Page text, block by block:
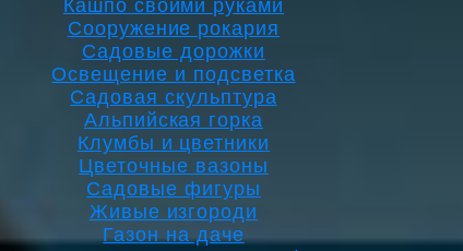
Кашпо своими руками
Сооружение рокария
Садовые дорожки
Освещение и подсветка
Садовая скульптура
Альпийская горка
Клумбы и цветники
Цветочные вазоны
Садовые фигуры
Живые изгороди
Газон на даче